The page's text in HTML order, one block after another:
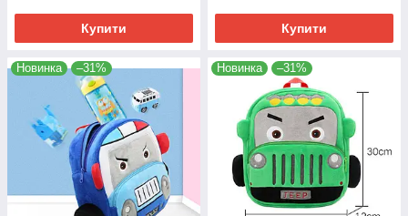
Купити Купити
Новинка –31% Новинка –31%